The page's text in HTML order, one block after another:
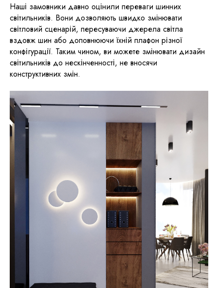
Наші замовники давно оцінили переваги шинних
світильників. Вони дозволяють швидко змінювати
світловий сценарій, пересуваючи джерела світла
вздовж шин або доповнюючи їхній плафон різної
конфігурації. Таким чином, ви можете змінювати дизайн
світильників до нескінченності, не вносячи
конструктивних змін.